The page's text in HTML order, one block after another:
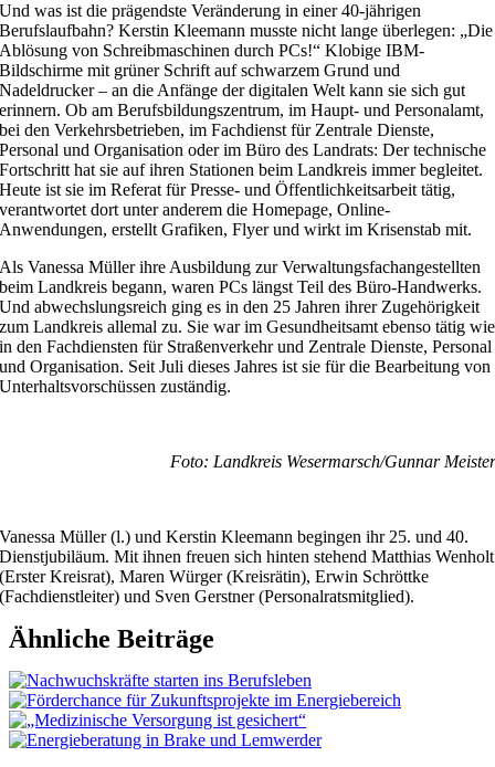
Und was ist die prägendste Veränderung in einer 40-jährigen
Berufslaufbahn? Kerstin Kleemann musste nicht lange überlegen: „Die
Ablösung von Schreibmaschinen durch PCs!“ Klobige IBM-
Bildschirme mit grüner Schrift auf schwarzem Grund und
Nadeldrucker – an die Anfänge der digitalen Welt kann sie sich gut
erinnern. Ob am Berufsbildungszentrum, im Haupt- und Personalamt,
bei den Verkehrsbetrieben, im Fachdienst für Zentrale Dienste,
Personal und Organisation oder im Büro des Landrats: Der technische
Fortschritt hat sie auf ihren Stationen beim Landkreis immer begleitet.
Heute ist sie im Referat für Presse- und Öffentlichkeitsarbeit tätig,
verantwortet dort unter anderem die Homepage, Online-
Anwendungen, erstellt Grafiken, Flyer und wirkt im Krisenstab mit.
Als Vanessa Müller ihre Ausbildung zur Verwaltungsfachangestellten
beim Landkreis begann, waren PCs längst Teil des Büro-Handwerks.
Und abwechslungsreich ging es in den 25 Jahren ihrer Zugehörigkeit
zum Landkreis allemal zu. Sie war im Gesundheitsamt ebenso tätig wie
in den Fachdiensten für Straßenverkehr und Zentrale Dienste, Personal
und Organisation. Seit Juli dieses Jahres ist sie für die Bearbeitung von
Unterhaltsvorschüssen zuständig.
Foto: Landkreis Wesermarsch/Gunnar Meister
Vanessa Müller (l.) und Kerstin Kleemann begingen ihr 25. und 40.
Dienstjubiläum. Mit ihnen freuen sich hinten stehend Matthias Wenholt
(Erster Kreisrat), Maren Würger (Kreisrätin), Erwin Schröttke
(Fachdienstleiter) und Sven Gerstner (Personalratsmitglied).
Ähnliche Beiträge